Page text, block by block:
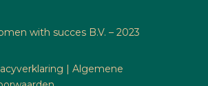
with succes B.V. – 2023
|Algemene